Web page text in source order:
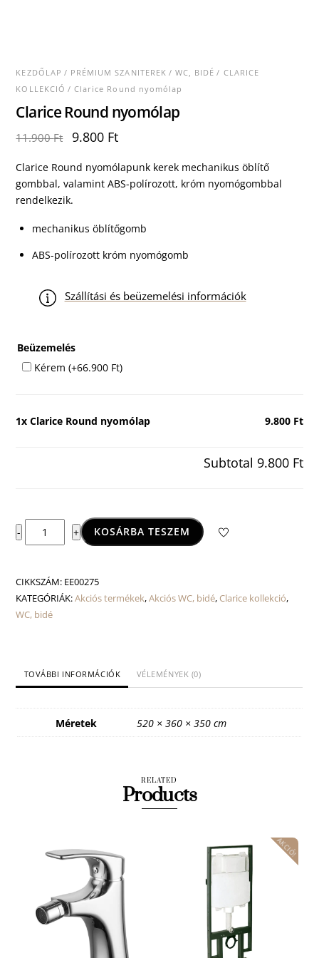
KEZDŐLAP / PRÉMIUM SZANITEREK /WC, BIDÉ / CLARICE
KOLLEKCIÓ / Clarice Round nyomólap
Clarice Round nyomólap
11.900Ft
Original
was:
11.900 Ft.
9.800 FtCurrent
is:
9.800 Ft.
Clarice Round nyomólapunk kerek mechanikus öblítő
gombbal, valamint ABS-polírozott, króm nyomógombbal
rendelkezik.
mechanikus öblítőgomb
ABS-polírozott króm nyomógomb
Szállítási és beüzemelési információk
Beüzemelés
Kérem(+66.900 Ft)
1xClarice Round nyomólap 9.800 Ft
Subtotal 9.800 Ft
-
Clarice
Round
mennyiség
+ KOSÁRBA TESZEM
CIKKSZÁM: EE00275
KATEGÓRIÁK:Akciós termékek,Akciós WC, bidé,Clarice kollekció,
WC, bidé
TOVÁBBI INFORMÁCIÓK VÉLEMÉNYEK (0)
Méretek 520 × 360 × 350 cm
RELATED
Products
AKCIÓ!